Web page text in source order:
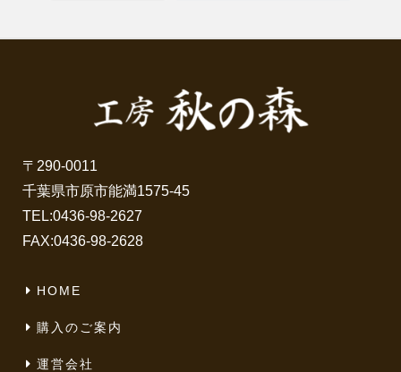
〒290-0011
千葉県市原市能満1575-45
TEL:0436-98-2627
FAX:0436-98-2628
HOME
購入のご案内
運営会社